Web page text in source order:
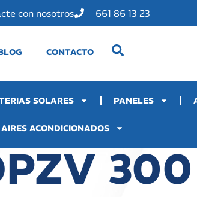
con nosotros 661 86 13 23
CONTACTO
SOLARES PANELES
AIRES ACONDICIONADOS
300